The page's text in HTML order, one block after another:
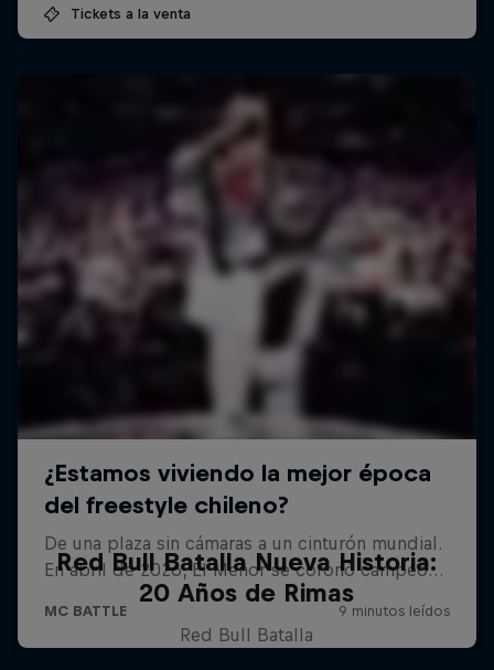
Tickets a la venta
Red Bull Batalla Nueva Historia:
20 Años de Rimas
Red Bull Batalla